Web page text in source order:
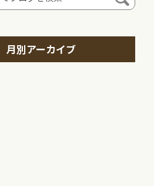
月別アーカイブ